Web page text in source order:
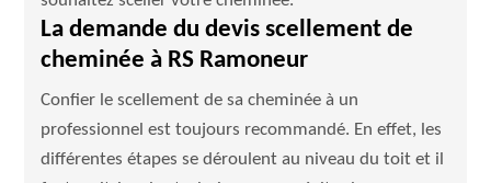
La demande du devis scellement de
cheminée à RS Ramoneur
Confier le scellement de sa cheminée à un
professionnel est toujours recommandé. En effet, les
différentes étapes se déroulent au niveau du toit et il